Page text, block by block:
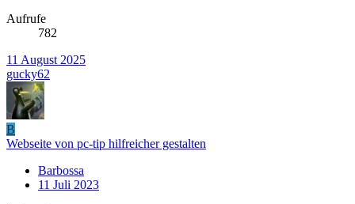
Aufrufe
782
11 August 2025
gucky62
B
Webseite von pc-tip hilfreicher gestalten
Barbossa
11 Juli 2023